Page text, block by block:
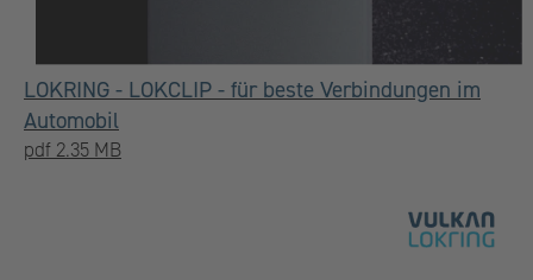
LOKRING - LOKCLIP - für beste Verbindungen im
Automobil
pdf 2.35 MB